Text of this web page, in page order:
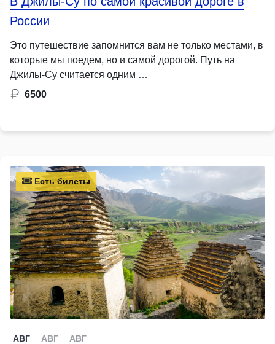
России
Это путешествие запомнится вам не только местами, в
которые мы поедем, но и самой дорогой. Путь на
Джилы-Су считается одним …
6500
Есть билеты
АВГ АВГ АВГ